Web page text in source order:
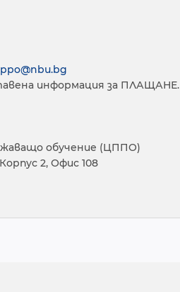
информация за ПЛАЩАНЕ.
обучение (ЦППО)
2, Офис 108